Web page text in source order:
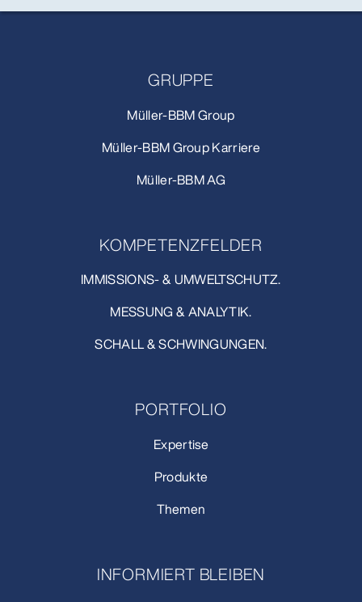
GRUPPE
Müller-BBM Group
Müller-BBM Group Karriere
Müller-BBM AG
KOMPETENZFELDER
IMMISSIONS- & UMWELTSCHUTZ.
MESSUNG & ANALYTIK.
SCHALL & SCHWINGUNGEN.
PORTFOLIO
Expertise
Produkte
Themen
INFORMIERT BLEIBEN